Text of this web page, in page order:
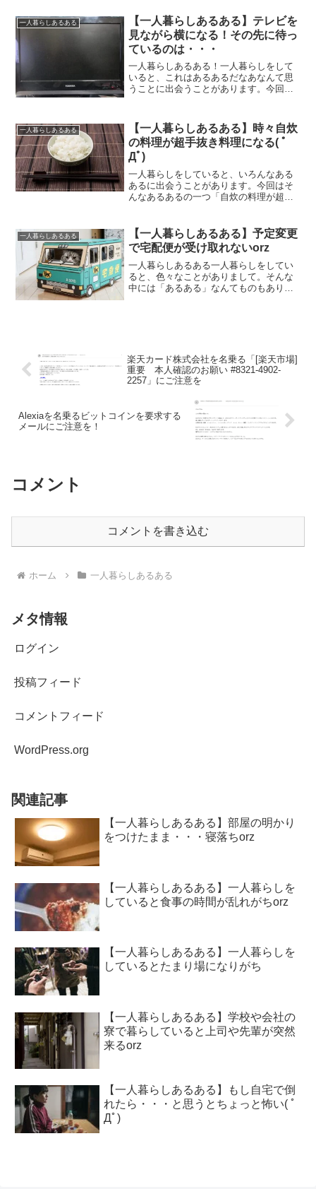
そんなことを書いていくシリーズがこの
一人暮らしあるある。今回は...
一人暮らしあるある
【一人暮らしあるある】テレビを
見ながら横になる！その先に待っ
ているのは・・・
一人暮らしあるある！一人暮らしをして
いると、これはあるあるだなあなんて思
うことに出会うことがあります。今回は
と、侘しさが詰まっていたり。一人暮ら
しのリアルとでもいうべ...
一人暮らしあるある
【一人暮らしあるある】時々自炊
の料理が超手抜き料理になる( ﾟ
Дﾟ)
一人暮らしをしていると、いろんなある
あるに出会うことがあります。今回はそ
んなあるあるの一つ「自炊の料理が超手
は作るのが嫌になることもあるんですよ
ね。
一人暮らしあるある
【一人暮らしあるある】予定変更
で宅配便が受け取れないorz
一人暮らしあるある一人暮らしをしてい
ると、色々なことがありまして。そんな
中には「あるある」なんてものもありま
楽天カード株式会社を名乗る「[楽天市場]
重要 本人確認のお願い #8321-4902-
2257」にご注意を
Alexiaを名乗るビットコインを要求する
メールにご注意を！
コメント
コメントを書き込む
ホーム 一人暮らしあるある
メタ情報
ログイン
投稿フィード
コメントフィード
WordPress.org
関連記事
【一人暮らしあるある】部屋の明かり
をつけたまま・・・寝落ちorz
【一人暮らしあるある】一人暮らしを
していると食事の時間が乱れがちorz
【一人暮らしあるある】一人暮らしを
しているとたまり場になりがち
【一人暮らしあるある】学校や会社の
寮で暮らしていると上司や先輩が突然
来るorz
【一人暮らしあるある】もし自宅で倒
れたら・・・と思うとちょっと怖い( ﾟ
Дﾟ)